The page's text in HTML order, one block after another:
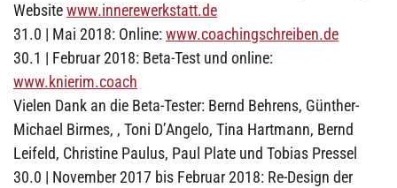
Websitewww.innerewerkstatt.de
31.0 | Mai 2018: Online: www.coachingschreiben.de
30.1 | Februar 2018: Beta-Test und online:
www.knierim.coach
Vielen Dank an die Beta-Tester: Bernd Behrens, Günther-
Michael Birmes, , Toni D’Angelo, Tina Hartmann, Bernd
Leifeld, Christine Paulus, Paul Plate und Tobias Pressel
30.0 | November 2017 bis Februar 2018: Re-Design der